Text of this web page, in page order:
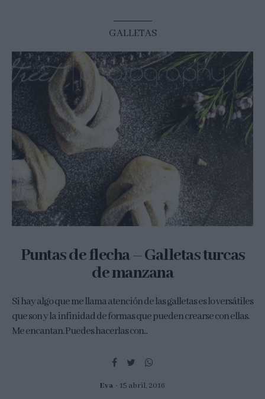
GALLETAS
Puntas de flecha – Galletas turcas
de manzana
Si hay algo que me llama atención de las galletas es lo versátiles
que son y la infinidad de formas que pueden crearse con ellas.
Me encantan. Puedes hacerlas con...
Eva 15 abril, 2016